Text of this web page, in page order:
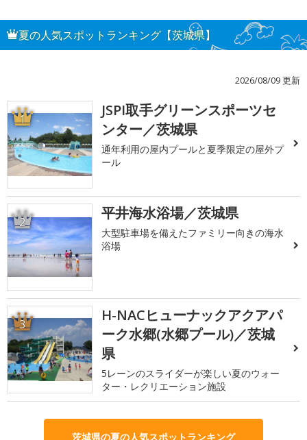
夏の人気スポットランキング【茨城県】
2026/08/09 更新
1
JSPI取手グリーンスポーツセ
ンター／茨城県
通年利用の屋内プールと夏季限定の屋外プ
ール
2 平井海水浴場／茨城県
大型駐車場を備えたファミリー向きの海水
浴場
3
H-NACヒューナックアクアパ
ーク水郷(水郷プール)／茨城
県
5レーンのスライダーが楽しい夏のウォー
ター・レクリエーション施設
茨城県の夏の人気スポットランキング